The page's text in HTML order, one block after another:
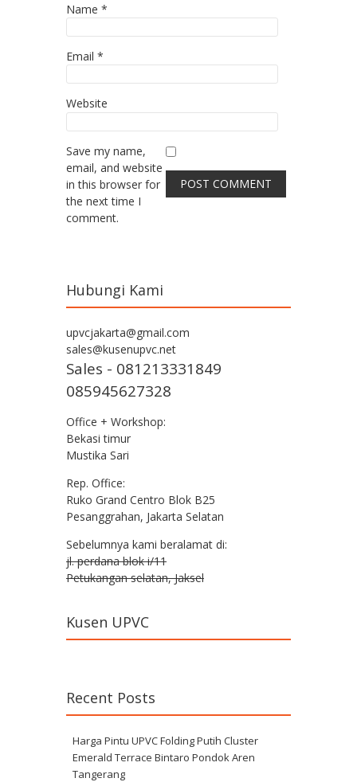
Name *
Email *
Website
Save my name,
email, and website
in this browser for
the next time I
comment.
Hubungi Kami
upvcjakarta@gmail.com
sales@kusenupvc.net
Sales - 081213331849
085945627328
Office + Workshop:
Bekasi timur
Mustika Sari
Rep. Office:
Ruko Grand Centro Blok B25
Pesanggrahan, Jakarta Selatan
Sebelumnya kami beralamat di:
jl. perdana blok i/11
Petukangan selatan, Jaksel
Kusen UPVC
Recent Posts
Harga Pintu UPVC Folding Putih Cluster
Emerald Terrace Bintaro Pondok Aren
Tangerang